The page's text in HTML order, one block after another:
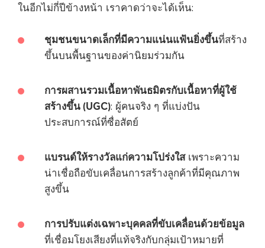
ในอีกไม่กี่ปีข้างหน้า เราคาดว่าจะได้เห็น:
ชุมชนขนาดเล็กที่มีความแน่นแฟ้นยิ่งขึ้นที่สร้าง
ขึ้นบนพื้นฐานของค่านิยมร่วมกัน
การผสานรวมเนื้อหาพันธมิตรกับเนื้อหาที่ผู้ใช้
สร้างขึ้น (UGC): ผู้คนจริง ๆ ที่แบ่งปัน
ประสบการณ์ที่ซื่อสัตย์
แบรนด์ให้รางวัลแก่ความโปร่งใสเพราะความ
น่าเชื่อถือขับเคลื่อนการสร้างลูกค้าที่มีคุณภาพ
สูงขึ้น
การปรับแต่งเฉพาะบุคคลที่ขับเคลื่อนด้วยข้อมูล
ที่เชื่อมโยงเสียงที่แท้จริงกับกลุ่มเป้าหมายที่